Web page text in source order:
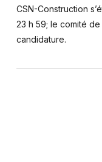
CSN-Construction
23 h 59; le comité
candidature.